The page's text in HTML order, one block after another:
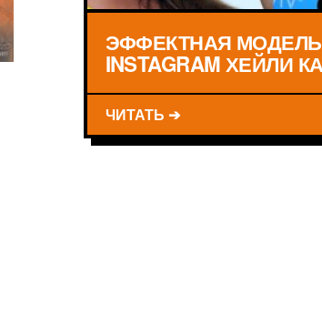
ЭФФЕКТНАЯ
INSTAGRAM ХЕЙЛИ
ЧИТАТЬ ➔